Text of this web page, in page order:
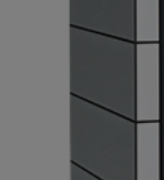
Dark Denim